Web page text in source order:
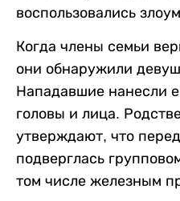
воспользовались
Когда члены семьи
они обнаружили
Нападавшие нанесли
головы и лица.
утверждают, что
подверглась
том числе железным